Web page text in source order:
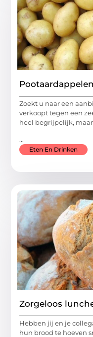
Zoekt u naar een
verkoopt tegen een
heel begrijpelijk,
...
Eten En Drinken
Zorgeloos
Hebben jij en je
hun brood te hoeven